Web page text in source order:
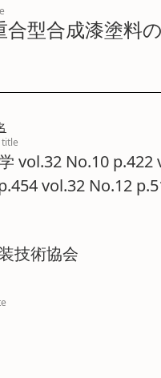
合型合成漆塗料
vol.32 No.10 p.422
vol.32 No.12
技術協会